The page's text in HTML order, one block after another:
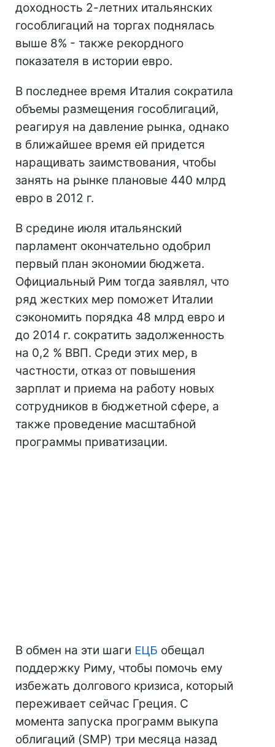
доходность 2-летних итальянских
гособлигаций на торгах поднялась
выше 8% - также рекордного
показателя в истории евро.
В последнее время Италия сократила
объемы размещения гособлигаций,
реагируя на давление рынка, однако
в ближайшее время ей придется
наращивать заимствования, чтобы
занять на рынке плановые 440 млрд
евро в 2012 г.
В средине июля итальянский
парламент окончательно одобрил
первый план экономии бюджета.
Официальный Рим тогда заявлял, что
ряд жестких мер поможет Италии
сэкономить порядка 48 млрд евро и
до 2014 г. сократить задолженность
на 0,2 % ВВП. Среди этих мер, в
частности, отказ от повышения
зарплат и приема на работу новых
сотрудников в бюджетной сфере, а
также проведение масштабной
программы приватизации.
В обмен на эти шаги ЕЦБ обещал
поддержку Риму, чтобы помочь ему
избежать долгового кризиса, который
переживает сейчас Греция. С
момента запуска программ выкупа
облигаций (SMP) три месяца назад